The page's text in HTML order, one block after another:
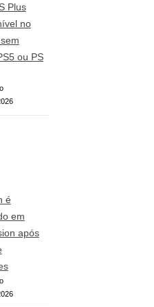
Plus
no
ou PS
é
em
após